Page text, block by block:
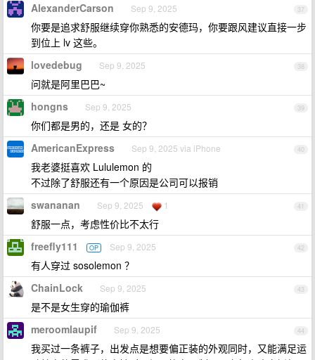
37
AlexanderCarson Sep 9, 2025
你要是追求舒服继续穿你熟悉的安德玛，你要跟风建议直接一步
到位上 lv 这些。
38
lovedebug Sep 9, 2025
问就是阿里巴巴~
39
hongns Sep 9, 2025
你们都是男的，还是 女的？
40
AmericanExpress Sep 9, 2025 via iPhone
我老婆挺喜欢 Lululemon 的
不过除了舒服还有一个原因是公司可以报销
41
swananan Sep 9, 2025 1
舒服一点，考虑性价比不太行
42
freefly111 OP Sep 9, 2025
有人穿过 sosolemon ？
43
ChainLock Sep 9, 2025
是不是女生穿的瑜伽裤
44
meroomlaupif Sep 9, 2025
我买过一条裤子，出发点是想要偏正装的外观同时，又能满足运